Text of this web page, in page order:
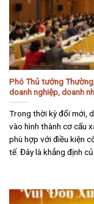
Phó Thủ tướng
doanh nghiệp, doanh
Trong thời kỳ đổi mới,
vào hình thành cơ cấu
phù hợp với điều kiện
tế. Đây là khẳng định